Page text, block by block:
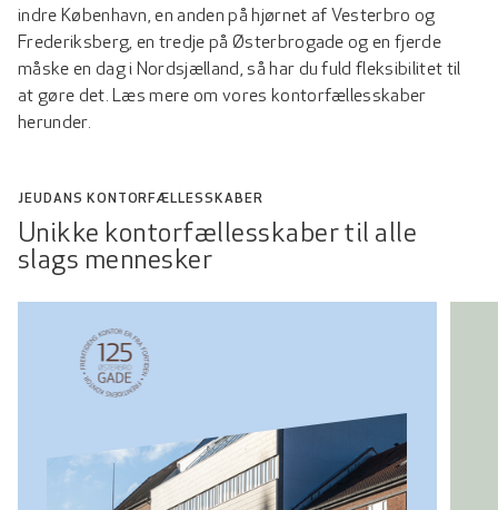
indre København, en anden på hjørnet af Vesterbro og
Frederiksberg, en tredje på Østerbrogade og en fjerde
måske en dag i Nordsjælland, så har du fuld fleksibilitet til
at gøre det. Læs mere om vores kontorfællesskaber
herunder.
JEUDANS KONTORFÆLLESSKABER
Unikke kontorfællesskaber til alle
slags mennesker